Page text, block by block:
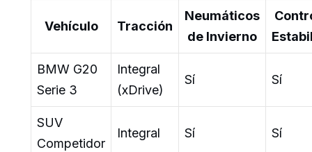
Vehículo Tracción
Neumáticos
de Invierno
BMW G20
Serie 3
Integral
(xDrive)
Sí Sí
SUV
Competidor
Integral Sí Sí